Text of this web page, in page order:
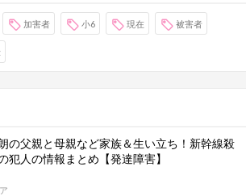
加害者 小6 現在 被害者
の父親と母親など家族＆生い立ち！新幹線殺
犯人の情報まとめ【発達障害】